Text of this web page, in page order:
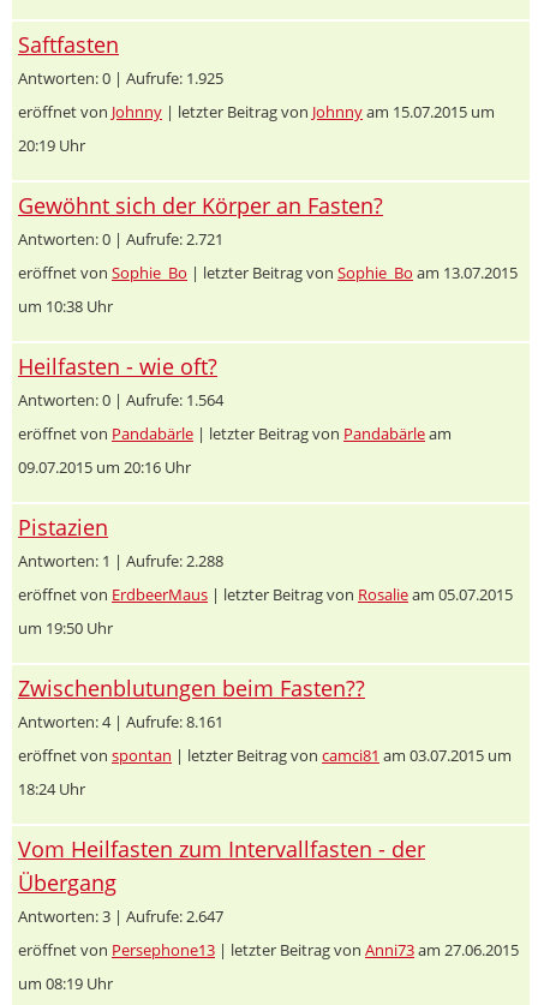
Saftfasten
Antworten: 0 | Aufrufe: 1.925
eröffnet von Johnny | letzter Beitrag von Johnnyam 15.07.2015 um
20:19 Uhr
Gewöhnt sich der Körper an Fasten?
Antworten: 0 | Aufrufe: 2.721
eröffnet von Sophie_Bo | letzter Beitrag von Sophie_Bo am 13.07.2015
um 10:38 Uhr
Heilfasten - wie oft?
Antworten: 0 | Aufrufe: 1.564
eröffnet von Pandabärle | letzter Beitrag von Pandabärleam
09.07.2015 um 20:16 Uhr
Pistazien
Antworten: 1 | Aufrufe: 2.288
eröffnet von ErdbeerMaus | letzter Beitrag von Rosalieam 05.07.2015
um 19:50 Uhr
Zwischenblutungen beim Fasten??
Antworten: 4 | Aufrufe: 8.161
eröffnet von spontan | letzter Beitrag von camci81 am 03.07.2015 um
18:24 Uhr
Vom Heilfasten zum Intervallfasten - der
Übergang
Antworten: 3 | Aufrufe: 2.647
eröffnet von Persephone13 | letzter Beitrag von Anni73am 27.06.2015
um 08:19 Uhr